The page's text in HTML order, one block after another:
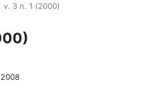
v. 3 n. 1 (2000)